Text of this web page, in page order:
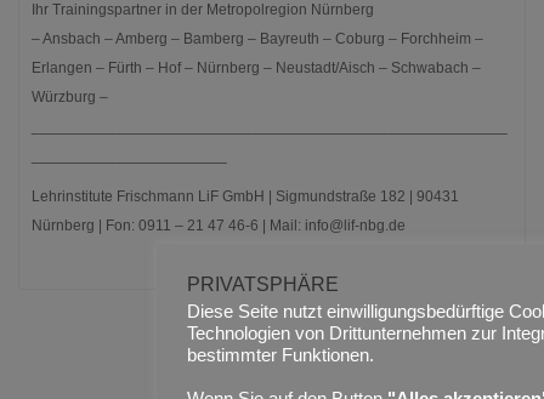
Ihr Trainingspartner in der Metropolregion Nürnberg
– Ansbach – Amberg – Bamberg – Bayreuth – Coburg – Forchheim –
Erlangen – Fürth – Hof – Nürnberg – Neustadt/Aisch – Schwabach –
Würzburg –
Lehrinstitute Frischmann LiF GmbH | Sigmundstraße 182 | 90431
Nürnberg | Fon: 0911 – 21 47 46-6 | Mail: info@lif-nbg.de
PRIVATSPHÄRE
Diese Seite nutzt einwilligungsbedürftige
Technologien von Drittunternehmen zur
bestimmter Funktionen.